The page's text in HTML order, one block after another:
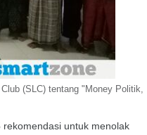
(SLC) tentang "Money Politik,
untuk menolak